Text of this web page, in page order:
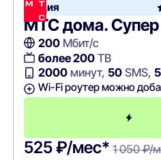
Акция
МТС дома. Супер
200Мбит/с
более 200ТВ
2000минут, 50SMS,
Wi-Fi роутер можно
525 ₽/мес* 1 050 ₽/